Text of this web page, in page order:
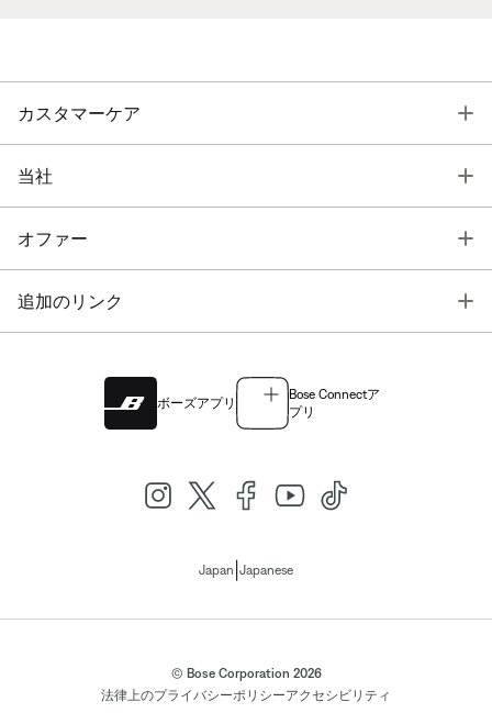
カスタマーケア
当社
オファー
追加のリンク
ボーズアプリ
Bose Connectア
プリ
Japan Japanese
© Bose Corporation 2026
法律上のプライバシーポリシーアクセシビリティ